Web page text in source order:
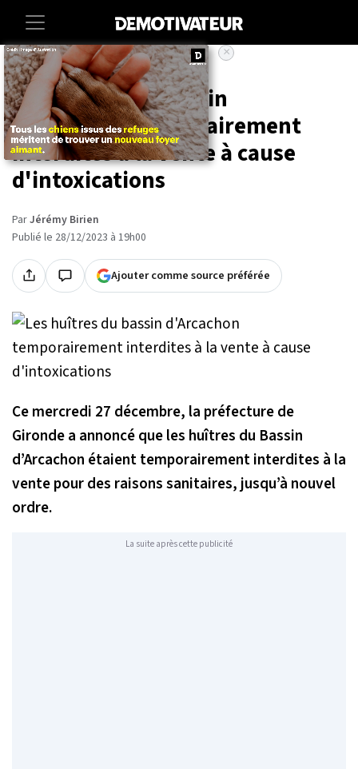
Accueil Societe
Les huîtres du bassin
d'Arcachon temporairement
interdites à la vente à cause
d'intoxications
ParJérémy Birien
Publié le 28/12/2023 à 19h00
Ajouter comme source préférée
Ce mercredi 27 décembre, la préfecture de
Gironde a annoncé que les huîtres du Bassin
d’Arcachon étaient temporairement interdites à la
vente pour des raisons sanitaires, jusqu’à nouvel
ordre.
La suite après cette publicité
×